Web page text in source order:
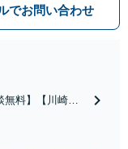
コミ・リピーターの方
軽にお問い合わせ下さ
でお問い合わせ
無料】【川崎駅